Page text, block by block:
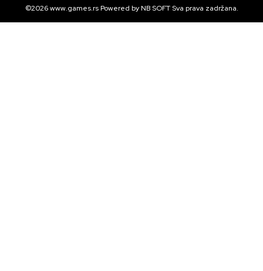
©2026www.games.rs Powered byNB SOFTSva prava zadržana.